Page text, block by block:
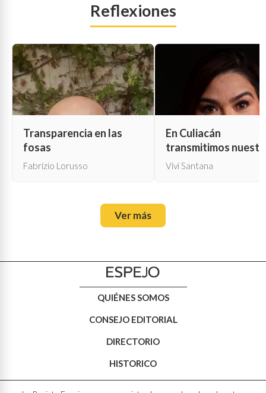
Reflexiones
Transparencia en las
fosas
Fabrizio Lorusso
En Culiacán
transmitimos
propia muerte
Vivi Santana
Ver más
QUIÉNES SOMOS
CONSEJO EDITORIAL
DIRECTORIO
HISTORICO